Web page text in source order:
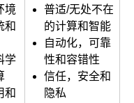
境
和
学
和
普适/无处不在
的计算和智能
自动化，可靠
性和容错性
信任，安全和
隐私